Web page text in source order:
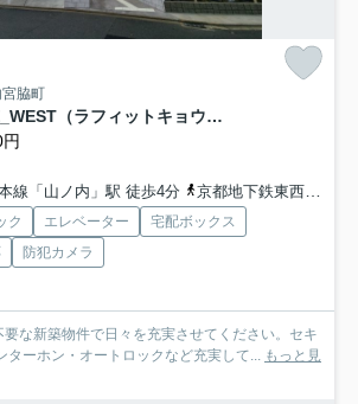
脇町
LaFitekyotoOIKE_WEST（ラフィットキョウトオイケウエスト）
線「山ノ内」駅 徒歩4分
京都地下鉄東西線「太秦天神川」駅 徒歩10分
ク エレベーター
宅配ボックス
防犯カメラ
要な新築物件で日々を充実させてください。セキ
ターホン・オートロックなど充実して... もっと見